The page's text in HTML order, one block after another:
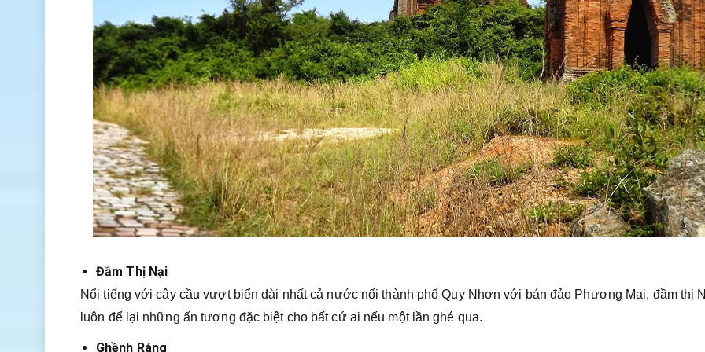
Đầm Thị Nại
Nổi tiếng với cây cầu vượt biển dài nhất cả nước nối thành phố Quy Nhơn với bán đảo Phương Mai, đầm thị
luôn để lại những ấn tượng đặc biệt cho bất cứ ai nếu một lần ghé qua.
Ghềnh Ráng